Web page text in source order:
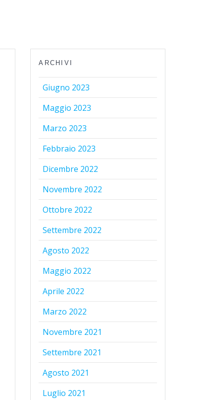
ARCHIVI
Giugno 2023
Maggio 2023
Marzo 2023
Febbraio 2023
Dicembre 2022
Novembre 2022
Ottobre 2022
Settembre 2022
Agosto 2022
Maggio 2022
Aprile 2022
Marzo 2022
Novembre 2021
Settembre 2021
Agosto 2021
Luglio 2021